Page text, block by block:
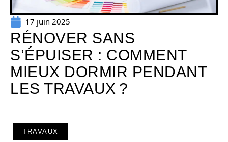
17 juin 2025
RÉNOVER SANS
S’ÉPUISER : COMMENT
MIEUX DORMIR PENDANT
LES TRAVAUX ?
TRAVAUX